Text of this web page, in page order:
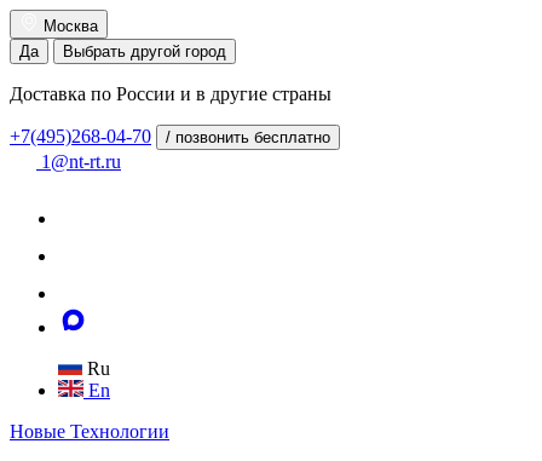
Москва
Да
Выбрать другой город
Доставка по России и в другие страны
+7(495)268-04-70 / позвонить бесплатно
1@nt-rt.ru
Ru
En
Новые Технологии